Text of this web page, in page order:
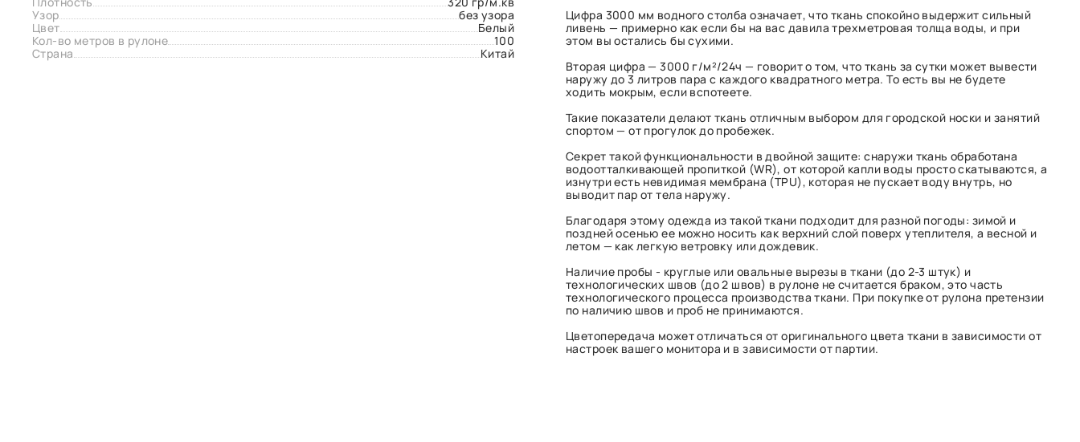
Узор
без узора
Цвет
Белый
Кол-во метров в рулоне
100
Страна
Китай
Цифра 3000 мм водного столба означает, что ткань спокойно выдержит сильный
ливень — примерно как если бы на вас давила трехметровая толща воды, и при
этом вы остались бы сухими.
Вторая цифра — 3000 г/м²/24ч — говорит о том, что ткань за сутки может вывести
наружу до 3 литров пара с каждого квадратного метра. То есть вы не будете
ходить мокрым, если вспотеете.
Такие показатели делают ткань отличным выбором для городской носки и занятий
спортом — от прогулок до пробежек.
Секрет такой функциональности в двойной защите: снаружи ткань обработана
водоотталкивающей пропиткой (WR), от которой капли воды просто скатываются, а
изнутри есть невидимая мембрана (TPU), которая не пускает воду внутрь, но
выводит пар от тела наружу.
Благодаря этому одежда из такой ткани подходит для разной погоды: зимой и
поздней осенью ее можно носить как верхний слой поверх утеплителя, а весной и
летом — как легкую ветровку или дождевик.
Наличие пробы - круглые или овальные вырезы в ткани (до 2-3 штук) и
технологических швов (до 2 швов) в рулоне не считается браком, это часть
технологического процесса производства ткани. При покупке от рулона претензии
по наличию швов и проб не принимаются.
Цветопередача может отличаться от оригинального цвета ткани в зависимости от
настроек вашего монитора и в зависимости от партии.